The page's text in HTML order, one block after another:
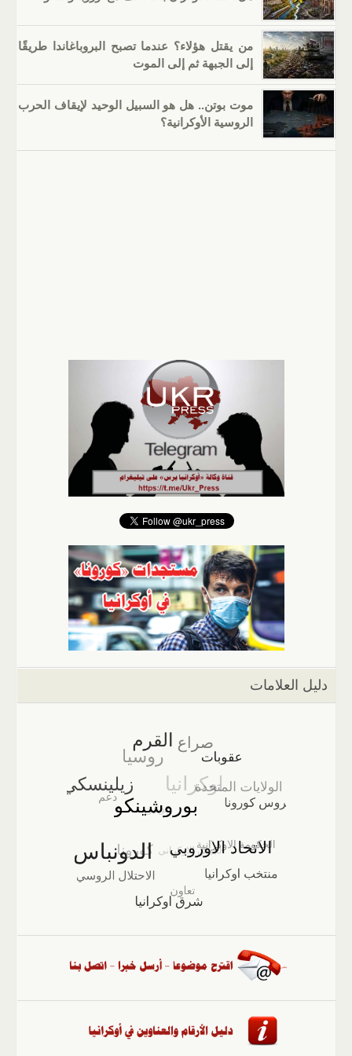
من يقتل هؤلاء؟ عندما تصبح البروباغاندا طريقًا
إلى الجبهة ثم إلى الموت
موت بوتن.. هل هو السبيل الوحيد لإيقاف الحرب
الروسية الأوكرانية؟
دليل العلامات